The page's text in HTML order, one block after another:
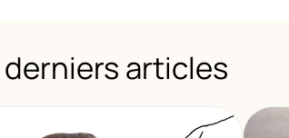
derniers articles